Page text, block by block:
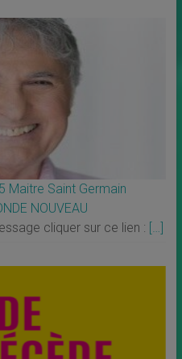
Maitre Saint Germain
NOUVEAU
cliquer sur ce lien : […]